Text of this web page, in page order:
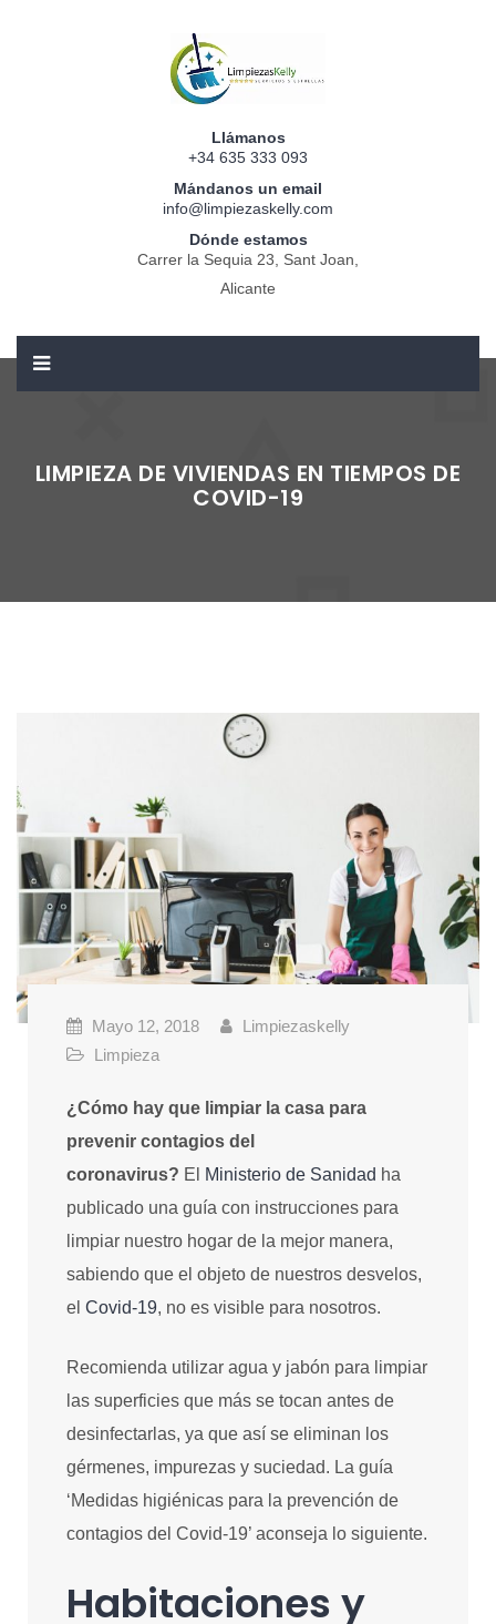
Llámanos
+34 635 333 093
Mándanos un email
info@limpiezaskelly.com
Dónde estamos
Carrer la Sequia 23, Sant Joan,
Alicante
LIMPIEZA DE VIVIENDAS EN TIEMPOS DE
COVID-19
Mayo 12, 2018
Limpiezaskelly
Limpieza
¿Cómo hay que limpiar la casa para
prevenir contagios del
coronavirus? El Ministerio de Sanidad ha
publicado una guía con instrucciones para
limpiar nuestro hogar de la mejor manera,
sabiendo que el objeto de nuestros desvelos,
elCovid-19, no es visible para nosotros.
Recomienda utilizar agua y jabón para limpiar
las superficies que más se tocan antes de
desinfectarlas, ya que así se eliminan los
gérmenes, impurezas y suciedad. La guía
‘Medidas higiénicas para la prevención de
contagios del Covid-19’ aconseja lo siguiente.
Habitaciones y